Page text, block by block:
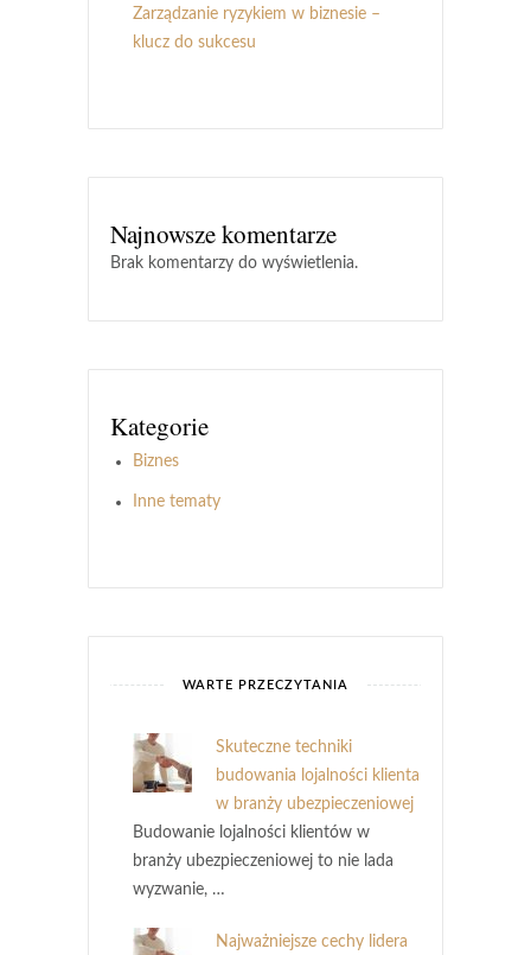
Zarządzanie ryzykiem w biznesie –
klucz do sukcesu
Najnowsze komentarze
Brak komentarzy do wyświetlenia.
Kategorie
Biznes
Inne tematy
WARTE PRZECZYTANIA
Skuteczne techniki
budowania lojalności klienta
w branży ubezpieczeniowej
Budowanie lojalności klientów w
branży ubezpieczeniowej to nie lada
wyzwanie, …
Najważniejsze cechy lidera